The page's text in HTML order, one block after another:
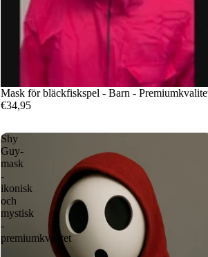
Mask för bläckfiskspel - Barn -
€34,95
Shy
Guy-
mask
-
ikonisk
och
mystisk
-
premiumkvalitet